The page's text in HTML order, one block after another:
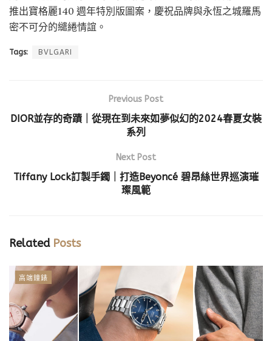
推出寶格麗140 週年特別版圖案，慶祝品牌與永恆之城羅馬
密不可分的繾綣情誼。
Tags: BVLGARI
Previous Post
DIOR並存的奇蹟｜從現在到未來如夢似幻的2024春夏女裝
系列
Next Post
Tiffany Lock訂製手鐲｜打造Beyoncé 碧昂絲世界巡演璀
璨風範
RelatedPosts
高端鐘錶